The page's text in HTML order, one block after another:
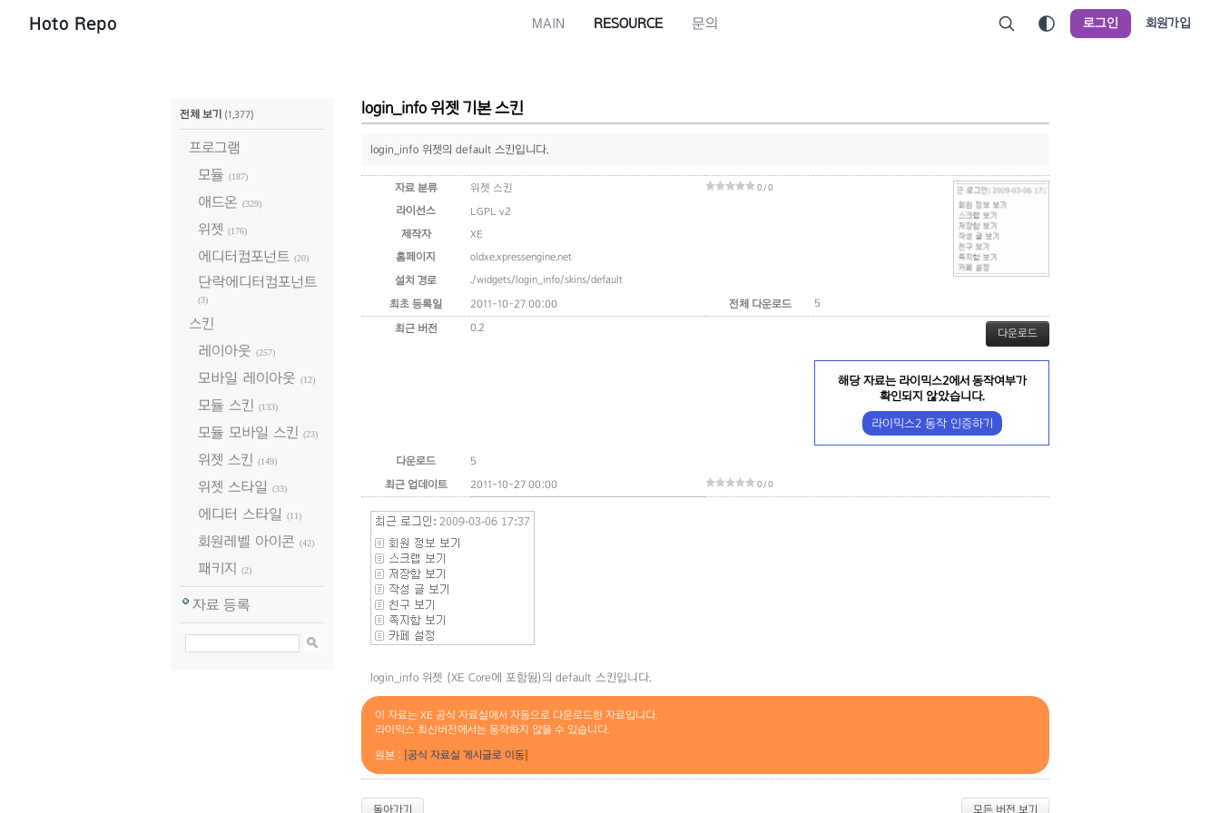
Hoto Repo MAIN RESOURCE 문의 로그인 회원가입
전체 보기 (1,377)
프로그램
모듈 (187)
애드온 (329)
위젯 (176)
에디터컴포넌트 (20)
단락에디터컴포넌트
(3)
스킨
레이아웃 (257)
모바일 레이아웃 (12)
모듈 스킨 (133)
모듈 모바일 스킨 (23)
위젯 스킨 (149)
위젯 스타일 (33)
에디터 스타일 (11)
회원레벨 아이콘 (42)
패키지 (2)
자료 등록
login_info 위젯 기본 스킨
login_info 위젯의 default 스킨입니다.
자료 분류 위젯 스킨 0 / 0
라이선스
LGPL v2
제작자
XE
홈페이지
oldxe.xpressengine.net
설치 경로
./widgets/login_info/skins/default
최초 등록일
2011-10-27 00:00 전체 다운로드
5
최근 버전
0.2 다운로드
해당 자료는 라이믹스2에서 동작여부가
확인되지 않았습니다.
라이믹스2 동작 인증하기
다운로드
5
최근 업데이트
2011-10-27 00:00 0 / 0
login_info 위젯 (XE Core에 포함됨)의 default 스킨입니다.
이 자료는 XE 공식 자료실에서 자동으로 다운로드한 자료입니다.
라이믹스 최신버전에서는 동작하지 않을 수 있습니다.
원본 : [공식 자료실 게시글로 이동]
돌아가기 모든 버전 보기